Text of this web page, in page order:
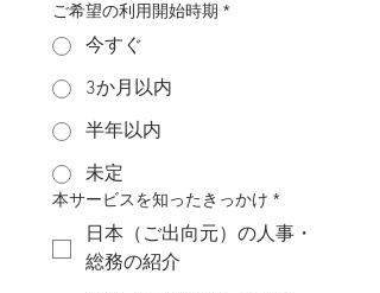
ご希望の利用開始時期 *
今すぐ
3か月以内
半年以内
未定
本サービスを知ったきっかけ *
日本（ご出向元）の人事・
総務の紹介